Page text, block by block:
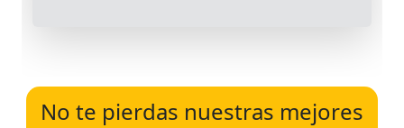
No te pierdas nuestras mejores